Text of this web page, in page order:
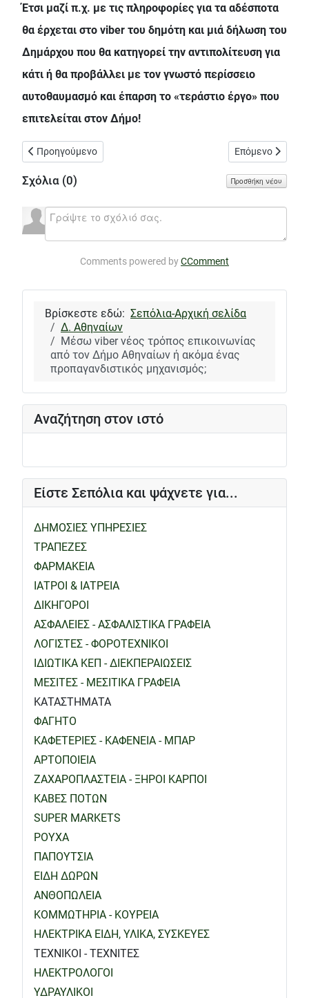
Αναζήτηση στον ιστό
Είστε Σεπόλια και ψάχνετε για...
ΔΗΜΟΣΙΕΣ ΥΠΗΡΕΣΙΕΣ
ΤΡΑΠΕΖΕΣ
ΦΑΡΜΑΚΕΙΑ
ΙΑΤΡΟΙ & ΙΑΤΡΕΙΑ
ΔΙΚΗΓΟΡΟΙ
ΑΣΦΑΛΕΙΕΣ - ΑΣΦΑΛΙΣΤΙΚΑ ΓΡΑΦΕΙΑ
ΛΟΓΙΣΤΕΣ - ΦΟΡΟΤΕΧΝΙΚΟΙ
ΙΔΙΩΤΙΚΑ ΚΕΠ - ΔΙΕΚΠΕΡΑΙΩΣΕΙΣ
ΜΕΣΙΤΕΣ - ΜΕΣΙΤΙΚΑ ΓΡΑΦΕΙΑ
ΚΑΤΑΣΤΗΜΑΤΑ
ΦΑΓΗΤΟ
ΚΑΦΕΤΕΡΙΕΣ - ΚΑΦΕΝΕΙΑ - ΜΠΑΡ
ΑΡΤΟΠΟΙΕΙΑ
ΖΑΧΑΡΟΠΛΑΣΤΕΙΑ - ΞΗΡΟΙ ΚΑΡΠΟΙ
ΚΑΒΕΣ ΠΟΤΩΝ
SUPER MARKETS
ΡΟΥΧΑ
ΠΑΠΟΥΤΣΙΑ
ΕΙΔΗ ΔΩΡΩΝ
ΑΝΘΟΠΩΛΕΙΑ
ΚΟΜΜΩΤΗΡΙΑ - ΚΟΥΡΕΙΑ
ΗΛΕΚΤΡΙΚΑ ΕΙΔΗ, ΥΛΙΚΑ, ΣΥΣΚΕΥΕΣ
ΤΕΧΝΙΚΟΙ - ΤΕΧΝΙΤΕΣ
ΗΛΕΚΤΡΟΛΟΓΟΙ
ΥΔΡΑΥΛΙΚΟΙ
Έτσι μαζί π.χ. με τις πληροφορίες για τα αδέσποτα
θα έρχεται στο viber του δημότη και μιά δήλωση του
Δημάρχου που θα κατηγορεί την αντιπολίτευση για
κάτι ή θα προβάλλει με τον γνωστό περίσσειο
αυτοθαυμασμό και έπαρση το «τεράστιο έργο» που
επιτελείται στον Δήμο!
Προηγούμενο άρθρο: Η Ανοιχτή Πόλη συμμετέχει στην
Προηγούμενο Επόμενο άρθρο:
Επόμενο
Σχόλια (0) Προσθήκη νέου
Comments powered byCComment
Βρίσκεστε εδώ: Σεπόλια-Αρχική σελίδα
Δ. Αθηναίων
Μέσω viber νέος τρόπος επικοινωνίας
από τον Δήμο Αθηναίων ή ακόμα ένας
προπαγανδιστικός μηχανισμός;